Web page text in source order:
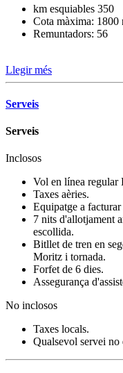
km esquiables 350
Cota màxima: 1800
Remuntadors: 56
Llegir més
Serveis
Serveis
Inclosos
Vol en línea regular
Taxes aèries.
Equipatge a
7 nits d'allotjament
escollida.
Bitllet de tren en
Moritz i tornada.
Forfet de 6 dies.
Assegurança
No inclosos
Taxes locals.
Qualsevol servei no